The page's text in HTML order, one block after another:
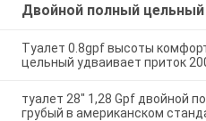
Двойной полный цельный
Туалет 0.8gpf высоты
цельный удваивает приток
туалет 28" 1,28 Gpf двойной
грубый в американском